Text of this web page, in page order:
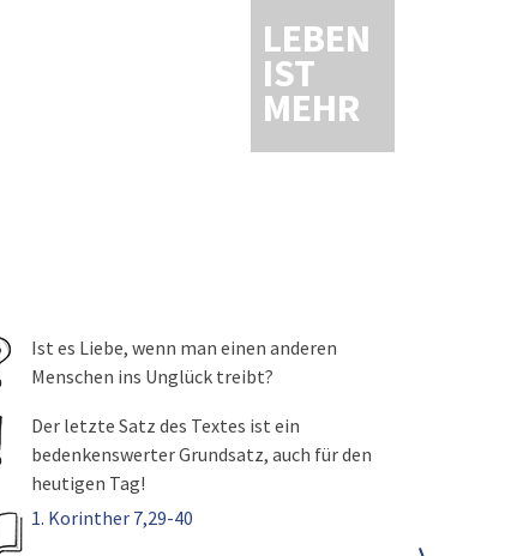
LEBEN
IST
MEHR
Ist es Liebe, wenn man einen anderen
Menschen ins Unglück treibt?
Der letzte Satz des Textes ist ein
bedenkenswerter Grundsatz, auch für den
heutigen Tag!
1. Korinther 7,29-40